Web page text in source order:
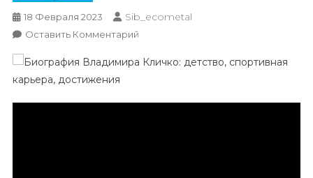
18 Февраля 2023 Sib_ecometal
Оставить КомментарийК
Владимира